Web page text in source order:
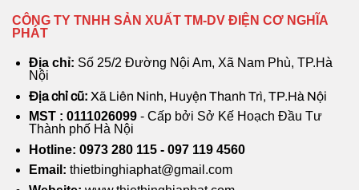
CÔNG TY TNHH SẢN XUẤT TM-DV ĐIỆN CƠ NGHĨA
PHÁT
Địa chỉ: Số 25/2 Đường Nội Am, Xã Nam Phù, TP.Hà
Nội
Địa chỉ cũ: Xã Liên Ninh, Huyện Thanh Trì, TP.Hà Nội
MST : 0111026099 - Cấp bởi Sở Kế Hoạch Đầu Tư
Thành phố Hà Nội
Hotline: 0973 280 115 - 097 119 4560
Email: thietbinghiaphat@gmail.com